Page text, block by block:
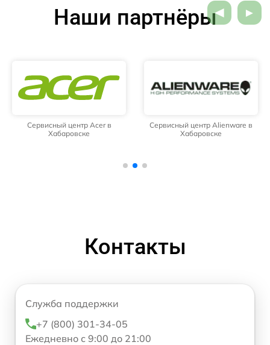
Наши партнёры
Сервисный центр Acer в
Хабаровске
Сервисный центр Alienware в
Хабаровске
Контакты
Служба поддержки
+7 (800) 301-34-05
Ежедневно с 9:00 до 21:00